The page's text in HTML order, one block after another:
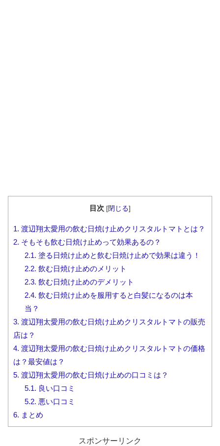
目次 [閉じる]
1. 渡辺翔太愛用の飲む日焼け止めクリスタルトマトとは？
2. そもそも飲む日焼け止めって効果あるの？
2.1. 塗る日焼け止めと飲む日焼け止めで効果は違う！
2.2. 飲む日焼け止めのメリット
2.3. 飲む日焼け止めのデメリット
2.4. 飲む日焼け止めを服用すると白髪になるのは本
当？
3. 渡辺翔太愛用の飲む日焼け止めクリスタルトマトの販売
店は？
4. 渡辺翔太愛用の飲む日焼け止めクリスタルトマトの価格
は？最安値は？
5. 渡辺翔太愛用の飲む日焼け止めの口コミは？
5.1. 良い口コミ
5.2. 悪い口コミ
6. まとめ
スポンサーリンク